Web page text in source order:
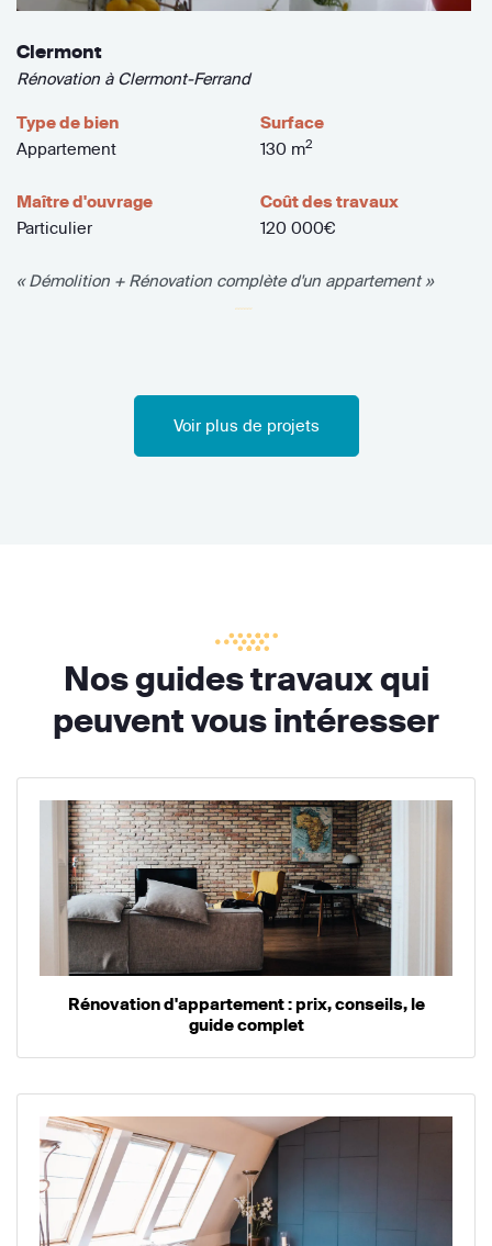
Clermont
Rénovation à Clermont-Ferrand
Type de bien
Appartement
Surface
130 m2
Maître d'ouvrage
Particulier
Coût des travaux
120 000€
« Démolition + Rénovation complète d'un appartement »
Voir plus de projets
Nos guides travaux qui
peuvent vous intéresser
Rénovation d'appartement : prix, conseils, le
guide complet